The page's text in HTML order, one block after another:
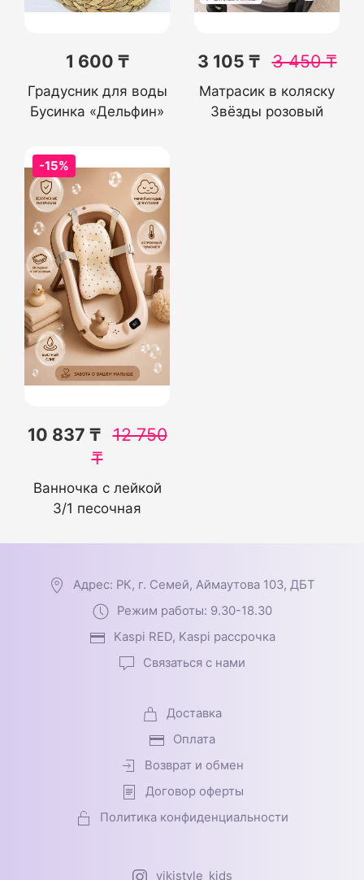
1 600 ₸
Градусник для воды
Бусинка «Дельфин»
3 105 ₸ 3 450₸
Матрасик в коляску
Звёзды розовый
-15%
10 837 ₸ 12 750
₸
Ванночка с лейкой
3/1 песочная
Адрес: РК, г. Семей, Аймаутова 103, ДБТ
Режим работы: 9.30-18.30
Kaspi RED, Kaspi рассрочка
Связаться с нами
Доставка
Оплата
Возврат и обмен
Договор оферты
Политика конфиденциальности
vikistyle_kids